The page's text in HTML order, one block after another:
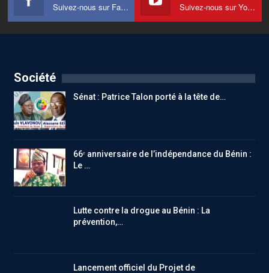
Suivez-nous sur Facebook Suivez-nous sur Youtube
Société
Sénat : Patrice Talon porté à la tête de…
66ᵉ anniversaire de l’indépendance du Bénin :
Le …
Lutte contre la drogue au Bénin : La
prévention,…
Lancement officiel du Projet de